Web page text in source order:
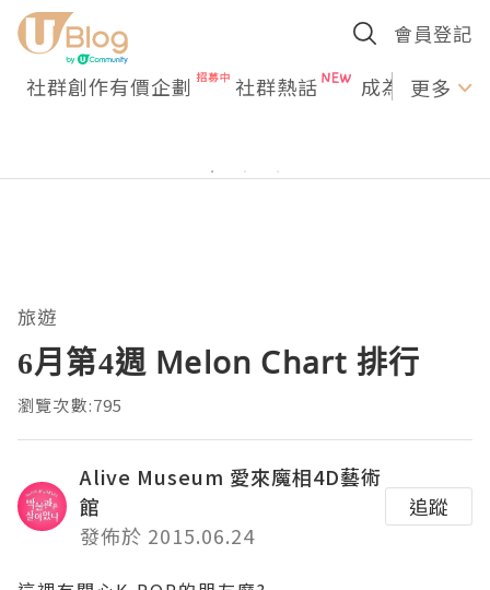
會員登記
社群創作有價企劃 社群熱話 成為U更多
旅遊
6月第4週 Melon Chart 排行
瀏覽次數:795
Alive Museum 愛來魔相4D藝術
館
發佈於 2015.06.24
追蹤